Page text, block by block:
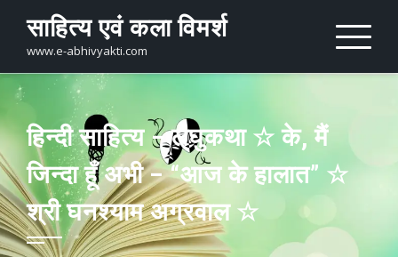
content
साहित्य एवं कला विमर्श
www.e-abhivyakti.com
हिन्दी साहित्य – लघुकथा ☆ के, मैं
जिन्दा हूँ अभी – “आज के हालात” ☆
श्री घनश्याम अग्रवाल ☆